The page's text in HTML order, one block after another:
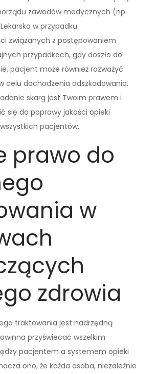
zawodów medycznych (np.
w przypadku
związanych z postępowaniem
przypadkach, gdy doszło do
pacjent może również rozważyć
celu dochodzenia odszkodowania.
skarg jest Twoim prawem i
się do poprawy jakości opieki
pacjentów.
prawo do
w
zdrowia
traktowania jest nadrzędną
przyświecać wszelkim
pacjentem a systemem opieki
ono, że każda osoba, niezależnie